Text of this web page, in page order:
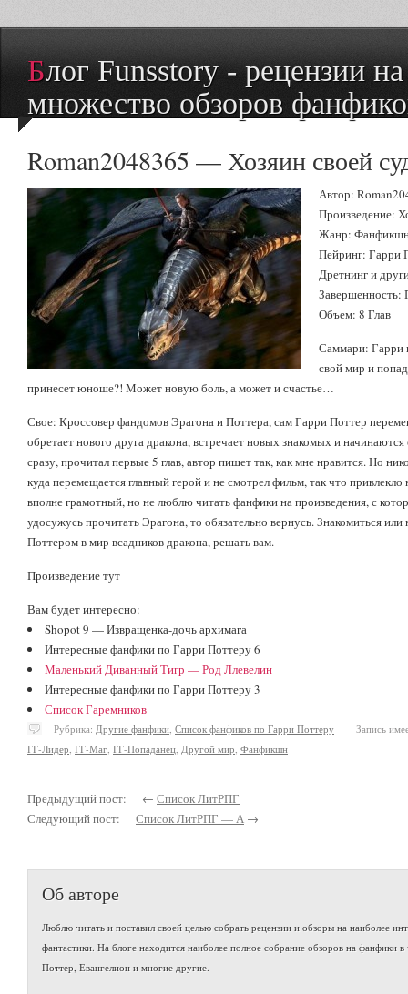
Блог Funsstory - рецензии на книги и
множество обзоров
Roman2048365 — Хозяин своей
Автор:
Произведение:
Жанр:
Пейринг: Гарри
Дретнинг и
Завершенность:
Объем: 8 Глав
Саммари: Гарри
свой мир и
принесет юноше?! Может новую боль, а может и счастье…
Свое: Кроссовер фандомов Эрагона и Поттера, сам Гарри Поттер
обретает нового друга дракона, встречает новых знакомых и
сразу, прочитал первые 5 глав, автор пишет так, как мне нравится. Но
куда перемещается главный герой и не смотрел фильм, так что
вполне грамотный, но не люблю читать фанфики на произведения, с
удосужусь прочитать Эрагона, то обязательно вернусь. Знакомиться
Поттером в мир всадников дракона, решать вам.
Произведение тут
Вам будет интересно:
Shopot 9 — Извращенка-дочь архимага
Интересные фанфики по Гарри Поттеру 6
Маленький Диванный Тигр — Род Ллевелин
Интересные фанфики по Гарри Поттеру 3
Список Гаремников
Рубрика: Другие фанфики, Список фанфиков по Гарри Поттеру Запись
ГГ-Лидер, ГГ-Маг, ГГ-Попаданец, Другой мир, Фанфикшн
Предыдущий пост: ← Список ЛитРПГ
Следующий пост: Список ЛитРПГ — А →
Об авторе
Люблю читать и поставил своей целью собрать рецензии и обзоры на наиболее
фантастики. На блоге находится наиболее полное собрание обзоров на фанфики
Поттер, Евангелион и многие другие.